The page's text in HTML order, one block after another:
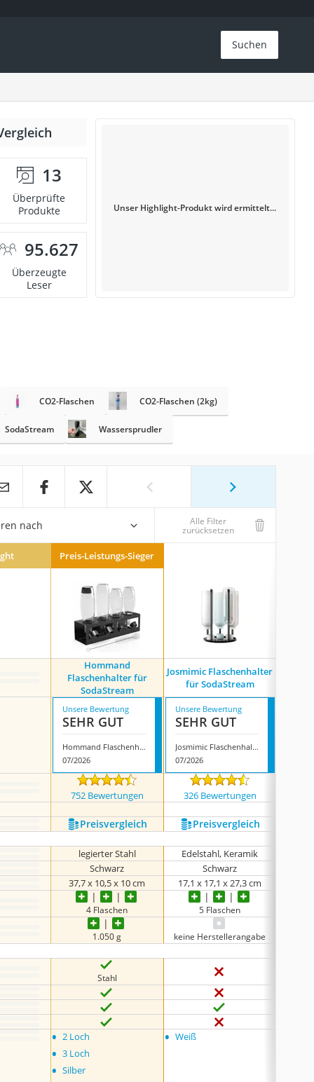
Suchen
13
Überprüfte
Produkte
95.627
Überzeugte
Leser
Unser Highlight-Produkt wird ermittelt...
CO2-Flaschen CO2-Flaschen (2kg)
SodaStream Wassersprudler
nach Alle Filter
zurücksetzen
Preis-Leistungs-Sieger
Hommand
Flaschenhalter für
SodaStream
Josmimic Flaschenhalter
für SodaStream
Unsere Bewertung
SEHR GUT
Hommand Flaschenhalter für SodaStream
07/2026
Unsere Bewertung
SEHR GUT
Josmimic Flaschenhalter für SodaStream
07/2026
752 Bewertungen 326 Bewertungen
Preis­vergleich Preis­vergleich
legierter Stahl
Edelstahl, Keramik
Schwarz
Schwarz
37,7 x 10,5 x 10 cm 17,1 x 17,1 x 27,3 cm
4 Flaschen 5 Flaschen
1.050 g keine Herstellerangabe
Stahl
• 2 Loch
• 3 Loch
• Silber
• Weiß